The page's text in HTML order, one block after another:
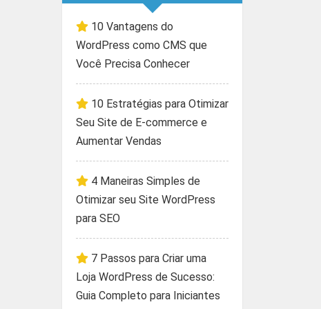
10 Vantagens do
WordPress como CMS que
Você Precisa Conhecer
10 Estratégias para Otimizar
Seu Site de E-commerce e
Aumentar Vendas
4 Maneiras Simples de
Otimizar seu Site WordPress
para SEO
7 Passos para Criar uma
Loja WordPress de Sucesso:
Guia Completo para Iniciantes